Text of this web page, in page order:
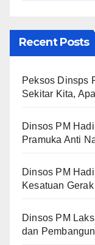
Recent Posts
Peksos Dinsps
Sekitar Kita,
Dinsos PM
Pramuka Anti
Dinsos PM
Kesatuan
Dinsos PM
dan